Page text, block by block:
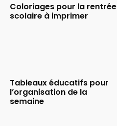
Coloriages pour la rentrée
scolaire à imprimer
Tableaux éducatifs pour
l’organisation de la
semaine